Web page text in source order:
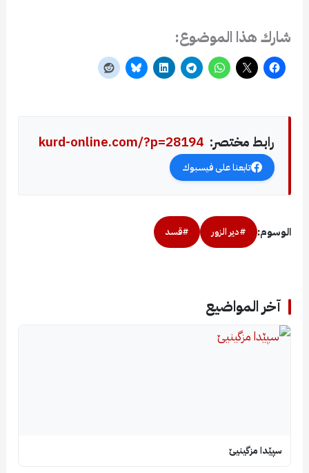
شارك هذا الموضوع:
رابط مختصر: kurd-online.com/?p=28194
تابعنا على فيسبوك
الوسوم: #دير الزور #قسد
آخر المواضيع
سپێدا مزگینیێ